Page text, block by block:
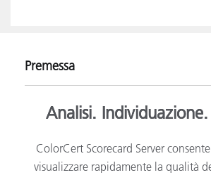
Premessa
Analisi.
ColorCert Scorecard Server
visualizzare rapidamente la qualità